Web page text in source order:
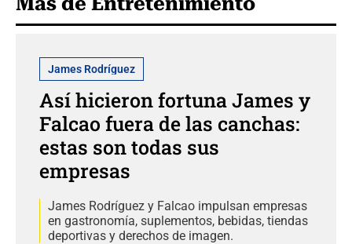
James Rodríguez
Así hicieron fortuna James y
Falcao fuera de las canchas:
estas son todas sus
empresas
James Rodríguez y Falcao impulsan empresas
en gastronomía, suplementos, bebidas, tiendas
deportivas y derechos de imagen.